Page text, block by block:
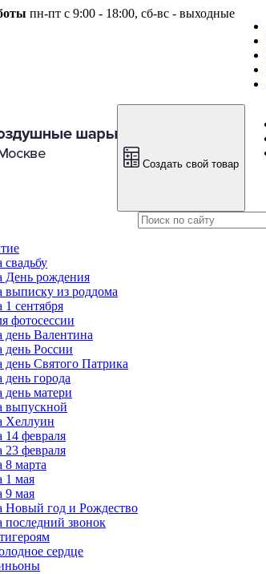
пн-пт с 9:00 - 18:00, сб-вс - выходные
Создать свой товар
рождения
из роддома
сентября
фотосессии
Валентина
России
Святого Патрика
города
матери
Хеллуин
февраля
февраля
марта
мая
мая
год и Рождество
звонок
сердце